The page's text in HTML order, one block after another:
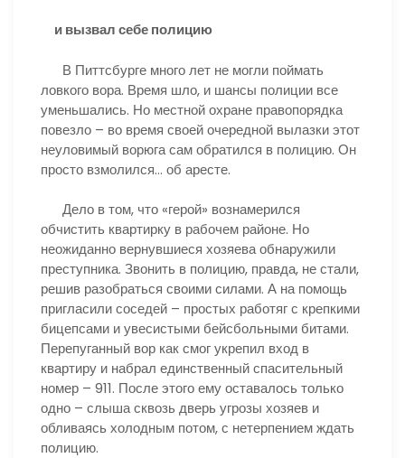
и вызвал себе полицию
В Питтсбурге много лет не могли поймать
ловкого вора. Время шло, и шансы полиции все
уменьшались. Но местной охране правопорядка
повезло – во время своей очередной вылазки этот
неуловимый ворюга сам обратился в полицию. Он
просто взмолился… об аресте.
Дело в том, что «герой» вознамерился
обчистить квартирку в рабочем районе. Но
неожиданно вернувшиеся хозяева обнаружили
преступника. Звонить в полицию, правда, не стали,
решив разобраться своими силами. А на помощь
пригласили соседей – простых работяг с крепкими
бицепсами и увесистыми бейсбольными битами.
Перепуганный вор как смог укрепил вход в
квартиру и набрал единственный спасительный
номер – 911. После этого ему оставалось только
одно – слыша сквозь дверь угрозы хозяев и
обливаясь холодным потом, с нетерпением ждать
полицию.